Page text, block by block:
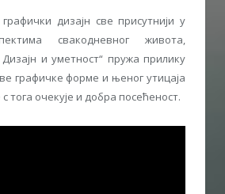
дизајн све присутнији у
свакодневног живота,
и уметност“ пружа прилику
графичке форме и њеног утицаја
тога очекује и добра посећеност.